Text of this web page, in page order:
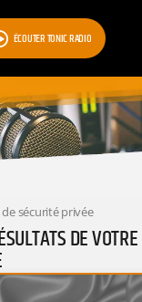
ÉCOUTER TONIC RADIO
RESULTATS
sécurité privée
DE VOTRE